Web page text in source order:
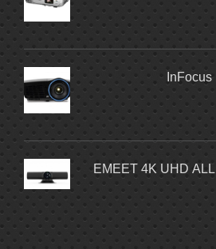
מערכת וידאו קונפרנס EMEET 4K UHD ALL